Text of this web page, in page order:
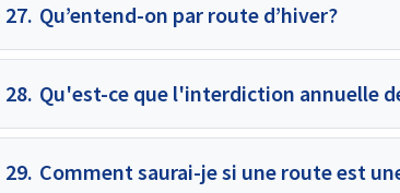
27. Qu’entend-on par route d’hiver?
28. Qu'est-ce que l'interdiction annuelle
29. Comment saurai-je si une route est